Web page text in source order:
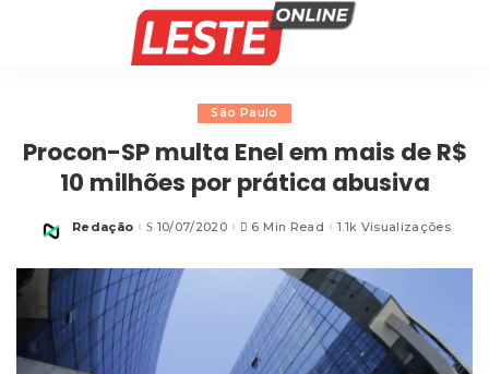
São Paulo
Procon-SP multa Enel em mais de R$
10 milhões por prática abusiva
Posted
Redação 10/07/2020 6 Min Read 1.1k Visualizações